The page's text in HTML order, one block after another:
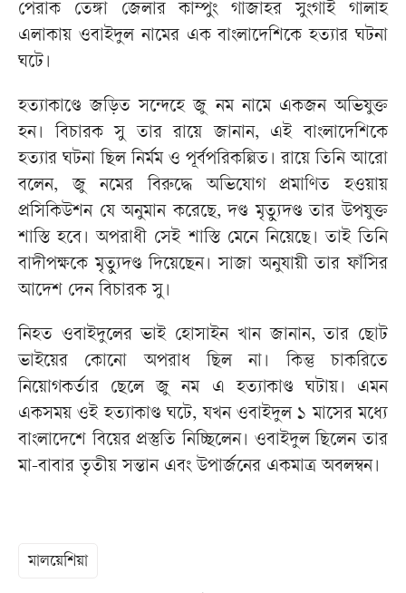
পেরাক তেঙ্গা জেলার কাম্পুং গাজাহর সুংগাই গালাহ
এলাকায় ওবাইদুল নামের এক বাংলাদেশিকে হত্যার ঘটনা
ঘটে।
হত্যাকাণ্ডে জড়িত সন্দেহে জু নম নামে একজন অভিযুক্ত
হন। বিচারক সু তার রায়ে জানান, এই বাংলাদেশিকে
হত্যার ঘটনা ছিল নির্মম ও পূর্বপরিকল্পিত। রায়ে তিনি আরো
বলেন, জু নমের বিরুদ্ধে অভিযোগ প্রমাণিত হওয়ায়
প্রসিকিউশন যে অনুমান করেছে, দণ্ড মৃত্যুদণ্ড তার উপযুক্ত
শাস্তি হবে। অপরাধী সেই শাস্তি মেনে নিয়েছে। তাই তিনি
বাদীপক্ষকে মৃত্যুদণ্ড দিয়েছেন। সাজা অনুযায়ী তার ফাঁসির
আদেশ দেন বিচারক সু।
নিহত ওবাইদুলের ভাই হোসাইন খান জানান, তার ছোট
ভাইয়ের কোনো অপরাধ ছিল না। কিন্তু চাকরিতে
নিয়োগকর্তার ছেলে জু নম এ হত্যাকাণ্ড ঘটায়। এমন
একসময় ওই হত্যাকাণ্ড ঘটে, যখন ওবাইদুল ১ মাসের মধ্যে
বাংলাদেশে বিয়ের প্রস্তুতি নিচ্ছিলেন। ওবাইদুল ছিলেন তার
মা-বাবার তৃতীয় সন্তান এবং উপার্জনের একমাত্র অবলম্বন।
মালয়েশিয়া